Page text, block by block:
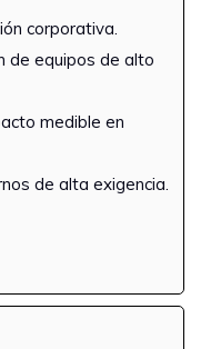
corporativa.
de equipos de alto
medible en
de alta exigencia.